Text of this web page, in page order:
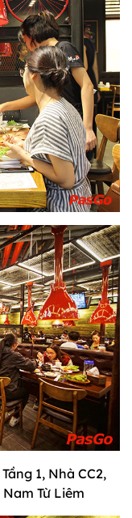
1, Nhà CC2,
Từ Liêm